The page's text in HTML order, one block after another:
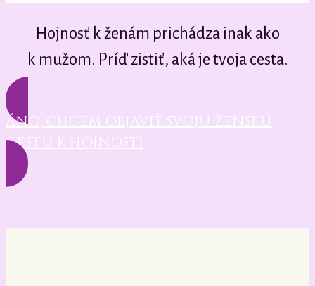
Hojnosť k ženám prichádza inak ako
k mužom. Príď zistiť, aká je tvoja cesta.
ÁNO, CHCEM OBJAVIŤ SVOJU ŽENSKÚ
CESTU K HOJNOSTI